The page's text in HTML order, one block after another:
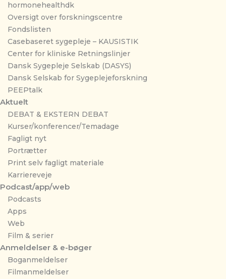
hormonehealthdk
Oversigt over forskningscentre
Fondslisten
Casebaseret sygepleje – KAUSISTIK
Center for kliniske Retningslinjer
Dansk Sygepleje Selskab (DASYS)
Dansk Selskab for Sygeplejeforskning
PEEPtalk
Aktuelt
DEBAT & EKSTERN DEBAT
Kurser/konferencer/Temadage
Fagligt nyt
Portrætter
Print selv fagligt materiale
Karriereveje
Podcast/app/web
Podcasts
Apps
Web
Film & serier
Anmeldelser & e-bøger
Boganmeldelser
Filmanmeldelser